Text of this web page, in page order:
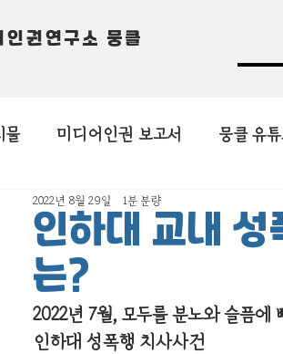
인권연구소 뭉클
물 미디어인권 보고서 뭉클 유
인하대 교내 성
는?
2022년 8월 29일 1분 분량
2022년 7월, 모두를 분노와 슬픔에
인하대 성폭행 치사사건